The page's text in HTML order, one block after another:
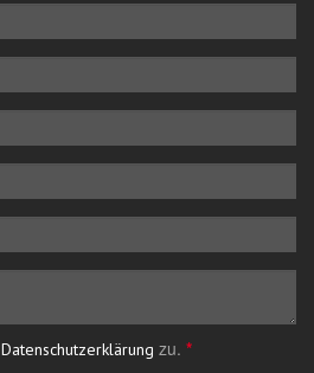
Datenschutzerklärung zu. *